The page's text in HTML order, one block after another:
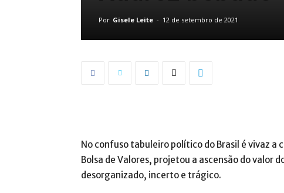
Por Gisele Leite - 12 de setembro de 2021
No confuso tabuleiro político do Brasil é vivaz
Bolsa de Valores, projetou a ascensão do valor
desorganizado, incerto e trágico.